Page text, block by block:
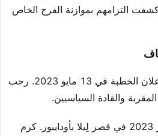
التزامهم بموازنة الفرح الخاص
فاجأ الزوجين معجبينهما بإعلان الخطبة في 13 مايو 2023. رحب
والقادة السياسيين.
تبع زفافهما في 24 سبتمبر 2023 في قصر لِيلا بأودايبور. كرم